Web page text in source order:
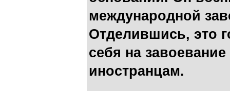
международной
Отделившись, это
себя на
иностранцам.